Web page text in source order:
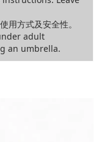
用方式及安全性。
adult
an umbrella.